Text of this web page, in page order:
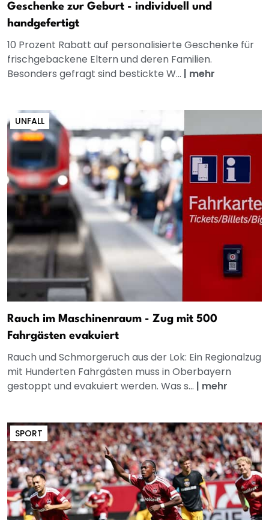
Geschenke zur Geburt - individuell und
handgefertigt
10 Prozent Rabatt auf personalisierte Geschenke für
frischgebackene Eltern und deren Familien.
Besonders gefragt sind bestickte W... | mehr
UNFALL
Rauch im Maschinenraum - Zug mit 500
Fahrgästen evakuiert
Rauch und Schmorgeruch aus der Lok: Ein Regionalzug
mit Hunderten Fahrgästen muss in Oberbayern
gestoppt und evakuiert werden. Was s... | mehr
SPORT